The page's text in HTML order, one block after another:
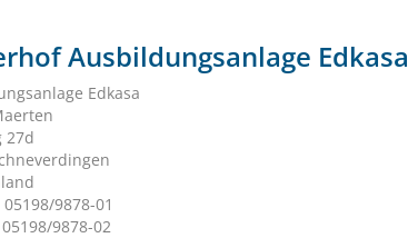
Ausbildungsanlage Edkasa
Edkasa
27d
9878-01
9878-02